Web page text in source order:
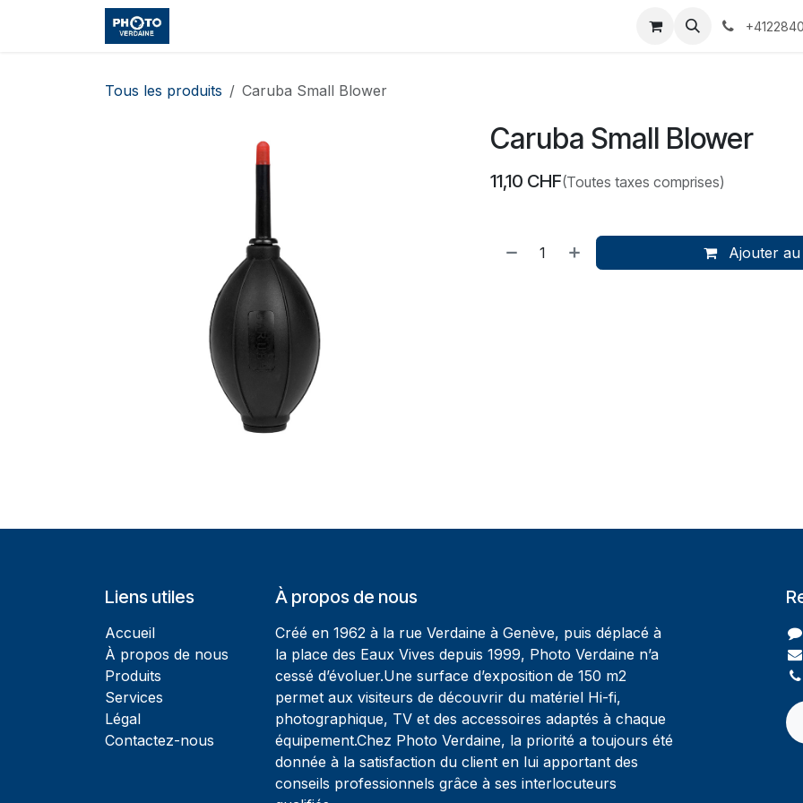
Se rendre au contenu
Événements Services
Tous les produits Caruba Small Blower
Caruba Small Blower
11,10 CHF(Toutes taxes comprises)
Ajouter
Liens utiles
Accueil
À propos de nous
Produits
Services
Légal
Contactez-nous
À propos de nous
Créé en 1962 à la rue Verdaine à Genève, puis déplacé à
la place des Eaux Vives depuis 1999, Photo Verdaine n’a
cessé d’évoluer.Une surface d’exposition de 150 m2
permet aux visiteurs de découvrir du matériel Hi-fi,
photographique, TV et des accessoires adaptés à chaque
équipement.Chez Photo Verdaine, la priorité a toujours été
donnée à la satisfaction du client en lui apportant des
conseils professionnels grâce à ses interlocuteurs